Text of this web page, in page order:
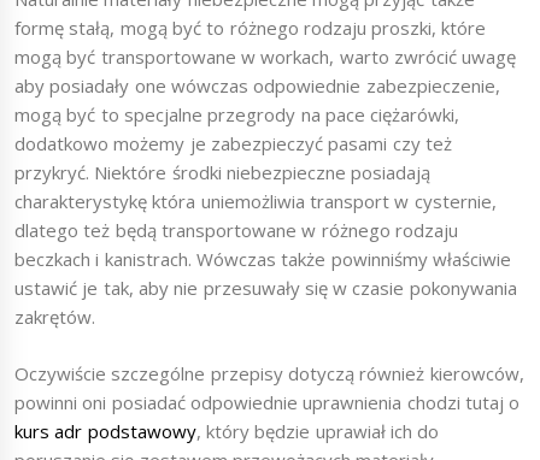
formę stałą, mogą być to różnego rodzaju proszki, które
mogą być transportowane w workach, warto zwrócić uwagę
aby posiadały one wówczas odpowiednie zabezpieczenie,
mogą być to specjalne przegrody na pace ciężarówki,
dodatkowo możemy je zabezpieczyć pasami czy też
przykryć. Niektóre środki niebezpieczne posiadają
charakterystykę która uniemożliwia transport w cysternie,
dlatego też będą transportowane w różnego rodzaju
beczkach i kanistrach. Wówczas także powinniśmy właściwie
ustawić je tak, aby nie przesuwały się w czasie pokonywania
zakrętów.
Oczywiście szczególne przepisy dotyczą również kierowców,
powinni oni posiadać odpowiednie uprawnienia chodzi tutaj o
kurs adr podstawowy, który będzie uprawiał ich do